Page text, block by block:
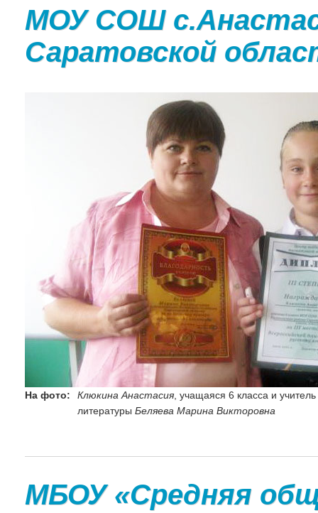
МОУ СОШ
Саратовской
На фото: Клюкина Анастасия , учащаяся 6 класса и
литературы Беляева Марина Викторовна
МБОУ «Средняя